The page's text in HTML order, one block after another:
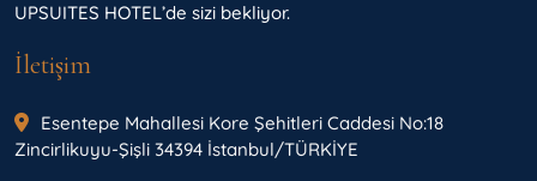
UPSUITES HOTEL’de sizi bekliyor.
İletişim
Esentepe Mahallesi Kore Şehitleri Caddesi No:18
Zincirlikuyu-Şişli 34394 İstanbul/TÜRKİYE